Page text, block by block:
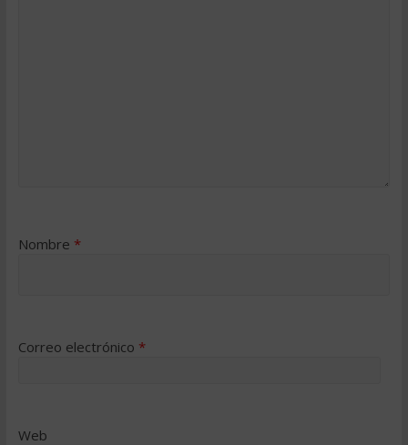
Nombre *
Correo electrónico *
Web